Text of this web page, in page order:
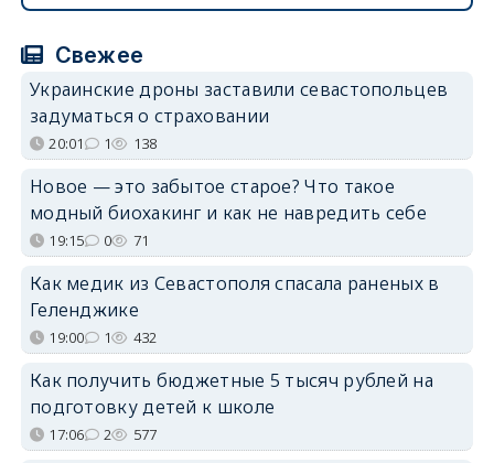
Свежее
Украинские дроны заставили севастопольцев
задуматься о страховании
20:01 1 138
Новое — это забытое старое? Что такое
модный биохакинг и как не навредить себе
19:15 0 71
Как медик из Севастополя спасала раненых в
Геленджике
19:00 1 432
Как получить бюджетные 5 тысяч рублей на
подготовку детей к школе
17:06 2 577